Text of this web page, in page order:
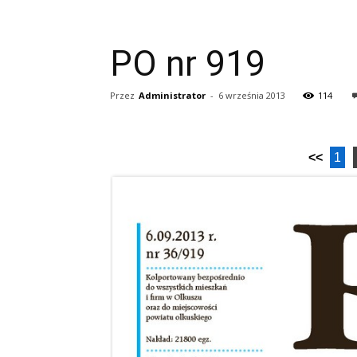
PO nr 919
Przez Administrator - 6 września 2013 114